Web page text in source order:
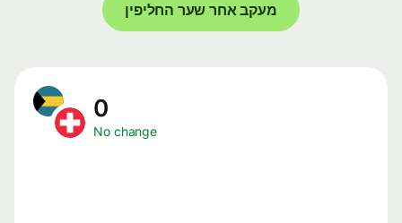
מעקב אחר שער החליפין
No change